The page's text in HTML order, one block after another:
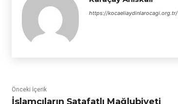
https://kocaeliaydinlarocagi.org.tr/
Önceki İçerik
İslamcıların Şatafatlı Mağlubiyeti